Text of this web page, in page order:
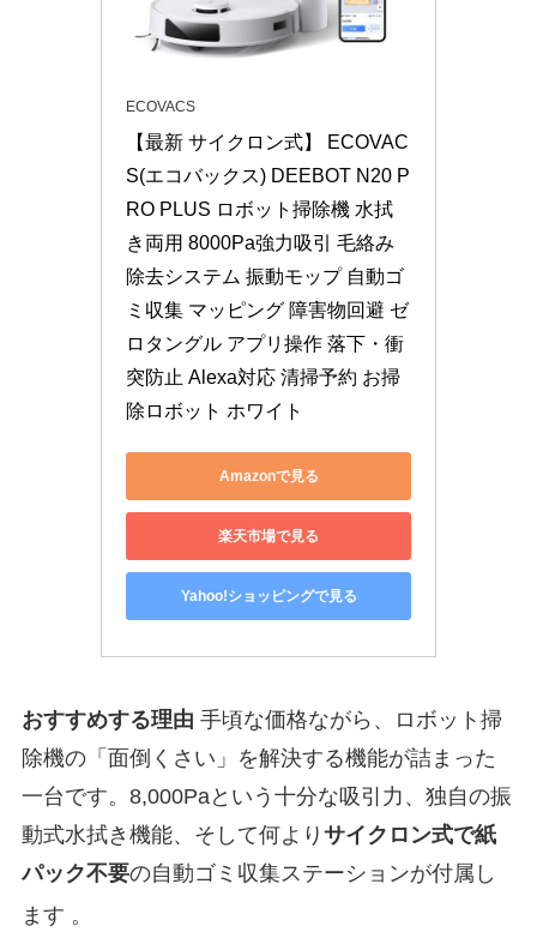
ECOVACS
【最新 サイクロン式】 ECOVAC
S(エコバックス) DEEBOT N20 P
RO PLUS ロボット掃除機 水拭
き両用 8000Pa強力吸引 毛絡み
除去システム 振動モップ 自動ゴ
ミ収集 マッピング 障害物回避 ゼ
ロタングル アプリ操作 落下・衝
突防止 Alexa対応 清掃予約 お掃
除ロボット ホワイト
Amazonで見る
楽天市場で見る
Yahoo!ショッピングで見る
おすすめする理由 手頃な価格ながら、ロボット掃
除機の「面倒くさい」を解決する機能が詰まった
一台です。8,000Paという十分な吸引力、独自の振
動式水拭き機能、そして何より サイクロン式で紙
パック不要の自動ゴミ収集ステーションが付属し
ます 。